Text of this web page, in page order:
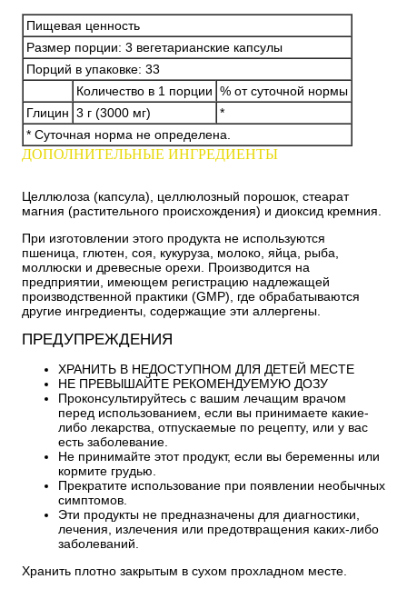
Пищевая ценность
Размер порции: 3 вегетарианские капсулы
Порций в упаковке: 33
Количество в 1 порции % от суточной нормы
Глицин 3 г (3000 мг)
*
* Суточная норма не определена.
ДОПОЛНИТЕЛЬНЫЕ ИНГРЕДИЕНТЫ
Целлюлоза (капсула), целлюлозный порошок, стеарат
магния (растительного происхождения) и диоксид кремния.
При изготовлении этого продукта не используются
пшеница, глютен, соя, кукуруза, молоко, яйца, рыба,
моллюски и древесные орехи. Производится на
предприятии, имеющем регистрацию надлежащей
производственной практики (GMP), где обрабатываются
другие ингредиенты, содержащие эти аллергены.
ПРЕДУПРЕЖДЕНИЯ
ХРАНИТЬ В НЕДОСТУПНОМ ДЛЯ ДЕТЕЙ МЕСТЕ
НЕ ПРЕВЫШАЙТЕ РЕКОМЕНДУЕМУЮ ДОЗУ
Проконсультируйтесь с вашим лечащим врачом
перед использованием, если вы принимаете какие-
либо лекарства, отпускаемые по рецепту, или у вас
есть заболевание.
Не принимайте этот продукт, если вы беременны или
кормите грудью.
Прекратите использование при появлении необычных
симптомов.
Эти продукты не предназначены для диагностики,
лечения, излечения или предотвращения каких-либо
заболеваний.
Хранить плотно закрытым в сухом прохладном месте.